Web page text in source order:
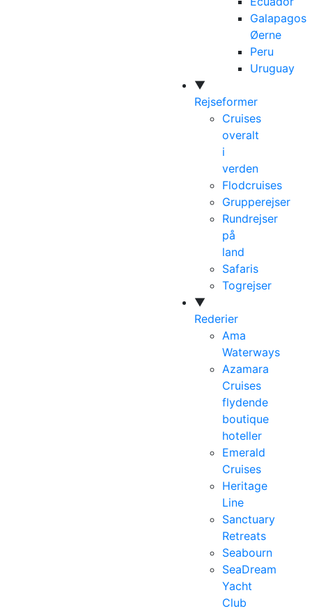
Galapagos
Øerne
Peru
Uruguay
▼
Rejseformer
Cruises
overalt
i
verden
Flodcruises
Grupperejser
Rundrejser
på
land
Safaris
Togrejser
▼
Rederier
Ama
Waterways
Azamara
Cruises
flydende
boutique
hoteller
Emerald
Cruises
Heritage
Line
Sanctuary
Retreats
Seabourn
SeaDream
Yacht
Club